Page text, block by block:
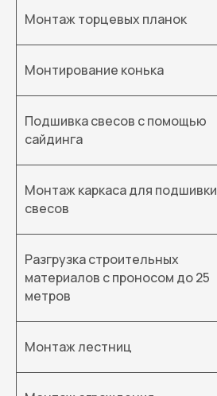
Монтаж торцевых планок
Монтирование конька
Подшивка свесов с помощью
сайдинга
Монтаж каркаса для подшивки
свесов
Разгрузка строительных
материалов с проносом до 25
метров
Монтаж лестниц